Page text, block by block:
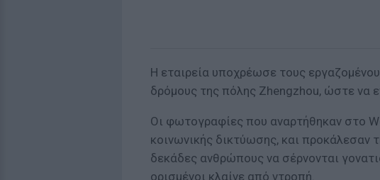
Η εταιρεία υποχρέωσε τους
δρόμους της πόλης Zhengzhou, ώστε να
Οι φωτογραφίες που αναρτήθηκαν στο
κοινωνικής δικτύωσης, και προκάλεσαν
δεκάδες ανθρώπους να σέρνονται
ορισμένοι κλαίνε από ντροπή.